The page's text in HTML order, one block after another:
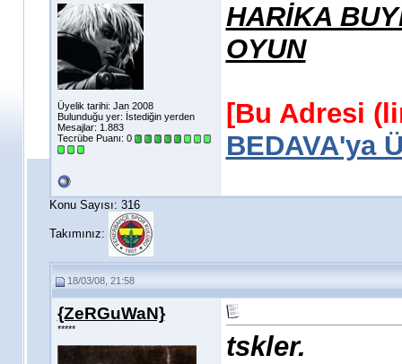
Üyelik tarihi: Jan 2008
Bulunduğu yer: İstediğin yerden
Mesajlar: 1.883
Tecrübe Puanı: 0
HARİKA
OYUN
[Bu Adresi
BEDAVA'ya
Konu Sayısı: 316
Takımınız:
18/03/08, 21:58
{ZeRGuWaN}
*****
tskler.